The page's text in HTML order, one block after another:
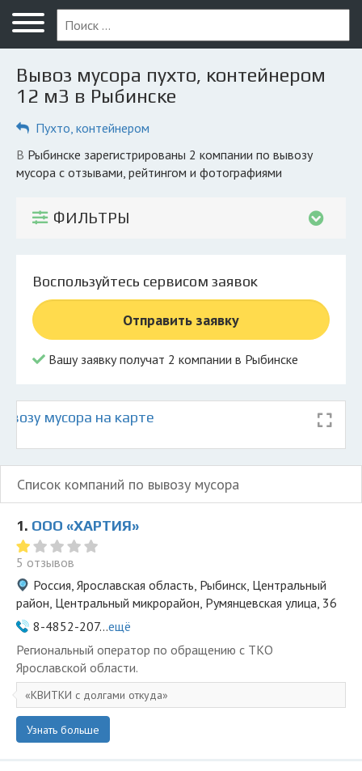
Меню
Главная
Вопрос юристу
Компании
Экоблог
© 2026 Все права защищены
Вывоз мусора пухто, контейнером
12 м3 в Рыбинске
Пухто, контейнером
в Рыбинске зарегистрированы 2 компании по вывозу
мусора с отзывами, рейтингом и фотографиями
ФИЛЬТРЫ
Воспользуйтесь сервисом заявок
Отправить заявку
Вашу заявку получат 2 компании в Рыбинске
мусора на карте
Список компаний по вывозу мусора
1. ООО «ХАРТИЯ»
5 отзывов
Россия, Ярославская область, Рыбинск, Центральный
район, Центральный микрорайон, Румянцевская улица, 36
8-4852-207...ещё
Региональный оператор по обращению с ТКО
Ярославской области.
КВИТКИ с долгами откуда
Узнать больше